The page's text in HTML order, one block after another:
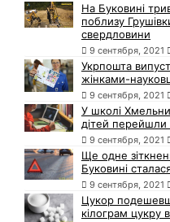
На Буковині
поблизу
свердловини
9 сентября, 2021
Укрпошта
жінками-
9 сентября, 2021
У школі
дітей перейшли
9 сентября, 2021
Ще одне
Буковині
9 сентября, 2021
Цукор
кілограм цукру в